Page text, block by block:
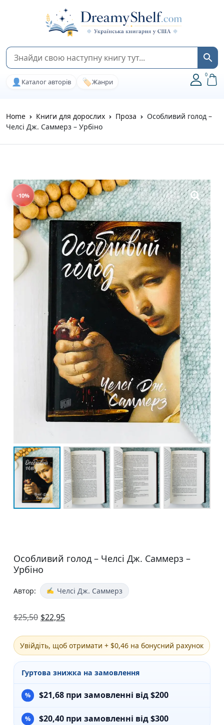
👤 Каталог авторів 🏷️Жанри
0
Home Книги для дорослих Проза
Особливий голод –
Челсі Дж. Саммерз – Урбіно
-10%
Особливий голод – Челсі Дж. Саммерз –
Урбіно
Автор: Челсі Дж. Саммерз
$25,50 $22,95
Увійдіть, щоб отримати + $0,46 на бонусний рахунок
Гуртова знижка на замовлення
$21,68 при замовленні від $200
$20,40 при замовленні від $300